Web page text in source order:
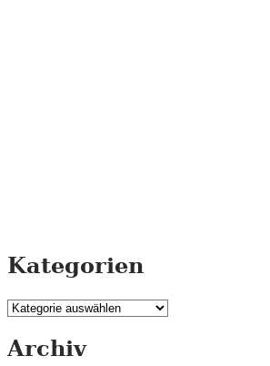
Kategorien
Kategorien
Archiv